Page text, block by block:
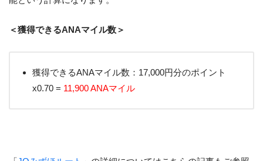
＜獲得できるANAマイル数＞
獲得できるANAマイル数：17,000円分のポイント
x0.70 = 11,900 ANAマイル